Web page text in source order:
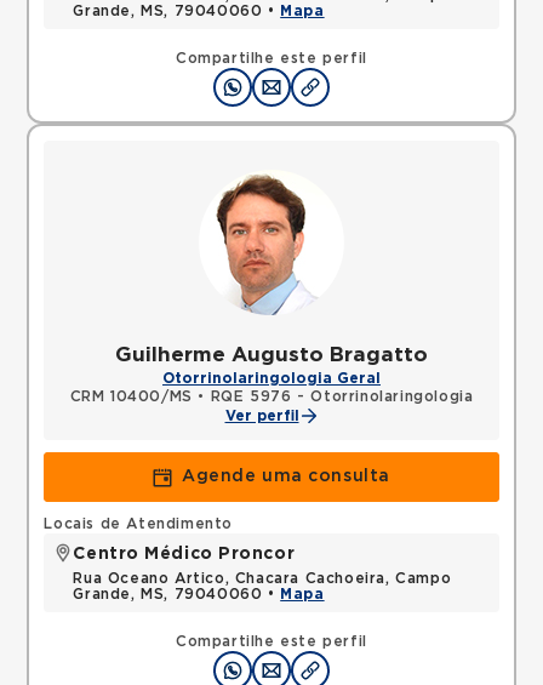
Compartilhe este perfil
Grande, MS, 79040060 •
Mapa
Guilherme Augusto Bragatto
Otorrinolaringologia Geral
CRM 10400/MS •
RQE 5976 - Otorrinolaringologia
Ver perfil
Agende uma consulta
Compartilhe este perfil
Locais de Atendimento
Centro Médico Proncor
Rua Oceano Artico, Chacara Cachoeira, Campo
Grande, MS, 79040060 •
Mapa